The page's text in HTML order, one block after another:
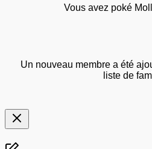
Vous avez poké
Un nouveau membre a été
liste de